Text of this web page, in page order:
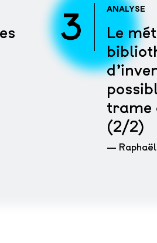
3 ANALYSE
Le
trame
(2/2)
—